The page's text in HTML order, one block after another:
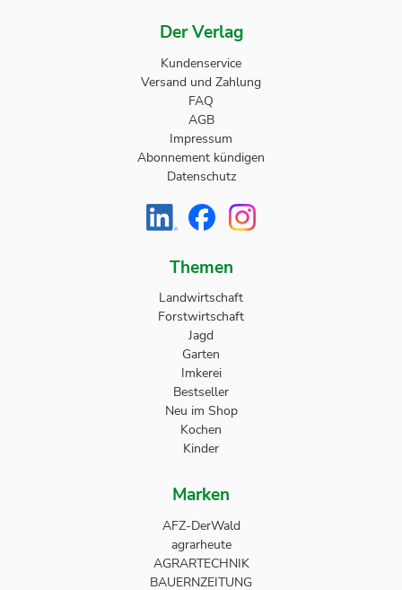
Der Verlag
Kundenservice
Versand und Zahlung
FAQ
AGB
Impressum
Abonnement kündigen
Datenschutz
Themen
Landwirtschaft
Forstwirtschaft
Jagd
Garten
Imkerei
Bestseller
Neu im Shop
Kochen
Kinder
Marken
AFZ-DerWald
agrarheute
AGRARTECHNIK
BAUERNZEITUNG